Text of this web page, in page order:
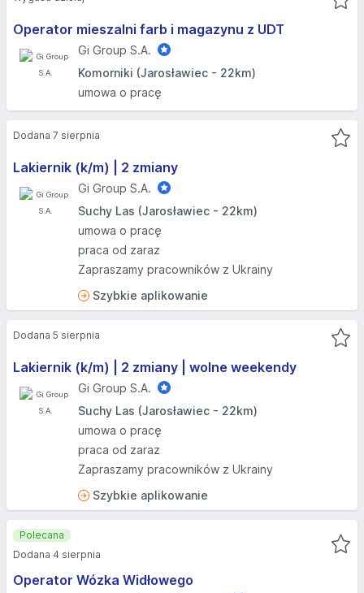
Operator mieszalni farb i magazynu z UDT
Gi Group S.A.
Komorniki (Jarosławiec - 22km)
umowa o pracę
Lakiernik (k/m) | 2 zmiany
Gi Group S.A.
Suchy Las (Jarosławiec - 22km)
umowa o pracę
praca od zaraz
Zapraszamy pracowników z Ukrainy
Szybkie aplikowanie
Dodana 7 sierpnia
Lakiernik (k/m) | 2 zmiany | wolne weekendy
Gi Group S.A.
Suchy Las (Jarosławiec - 22km)
umowa o pracę
praca od zaraz
Zapraszamy pracowników z Ukrainy
Szybkie aplikowanie
Dodana 5 sierpnia
Operator Wózka Widłowego
Polecana
Dodana 4 sierpnia